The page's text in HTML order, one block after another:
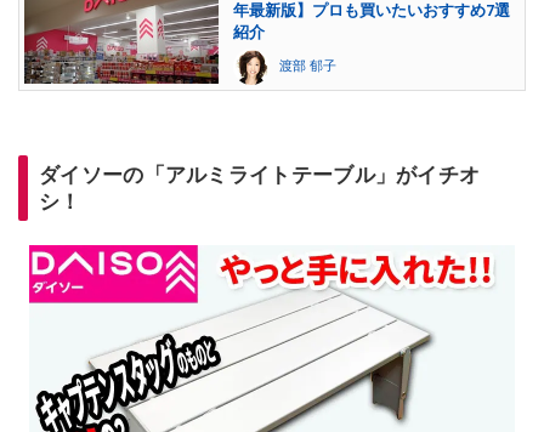
年最新版】プロも買いたいおすすめ7選
紹介
渡部 郁子
ダイソーの「アルミライトテーブル」がイチオ
シ！